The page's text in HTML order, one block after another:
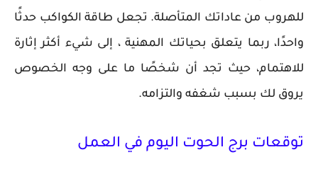
للهروب من عاداتك المتأصلة. تجعل طاقة الكواكب حدثًا
واحدًا، ربما يتعلق بحياتك المهنية ، إلى شيء أكثر إثارة
للاهتمام، حيث تجد أن شخصًا ما على وجه الخصوص
يروق لك بسبب شغفه والتزامه.
توقعات برج الحوت اليوم في العمل